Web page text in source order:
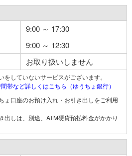
9:00 ～ 17:30
9:00 ～ 12:30
お取り扱いしません
していないサービスがございます。
帯など詳しくはこちら（ゆうちょ銀行）
ょ口座のお預け入れ・お引き出しをご利用
出しは、別途、ATM硬貨預払料金がかかり